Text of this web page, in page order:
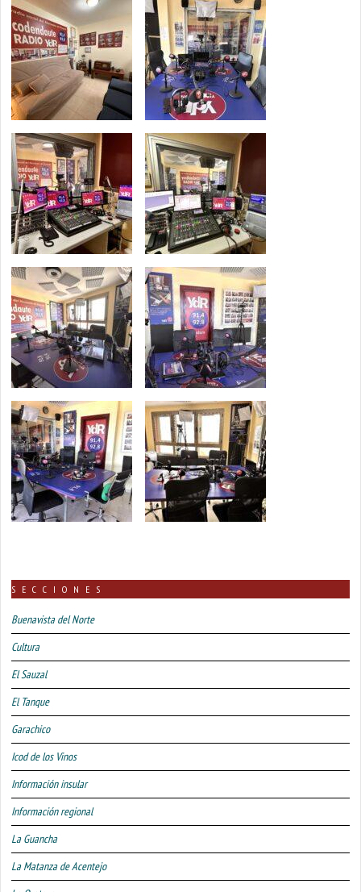
SECCIONES
Buenavista del Norte
Cultura
El Sauzal
El Tanque
Garachico
Icod de los Vinos
Información insular
Información regional
La Guancha
La Matanza de Acentejo